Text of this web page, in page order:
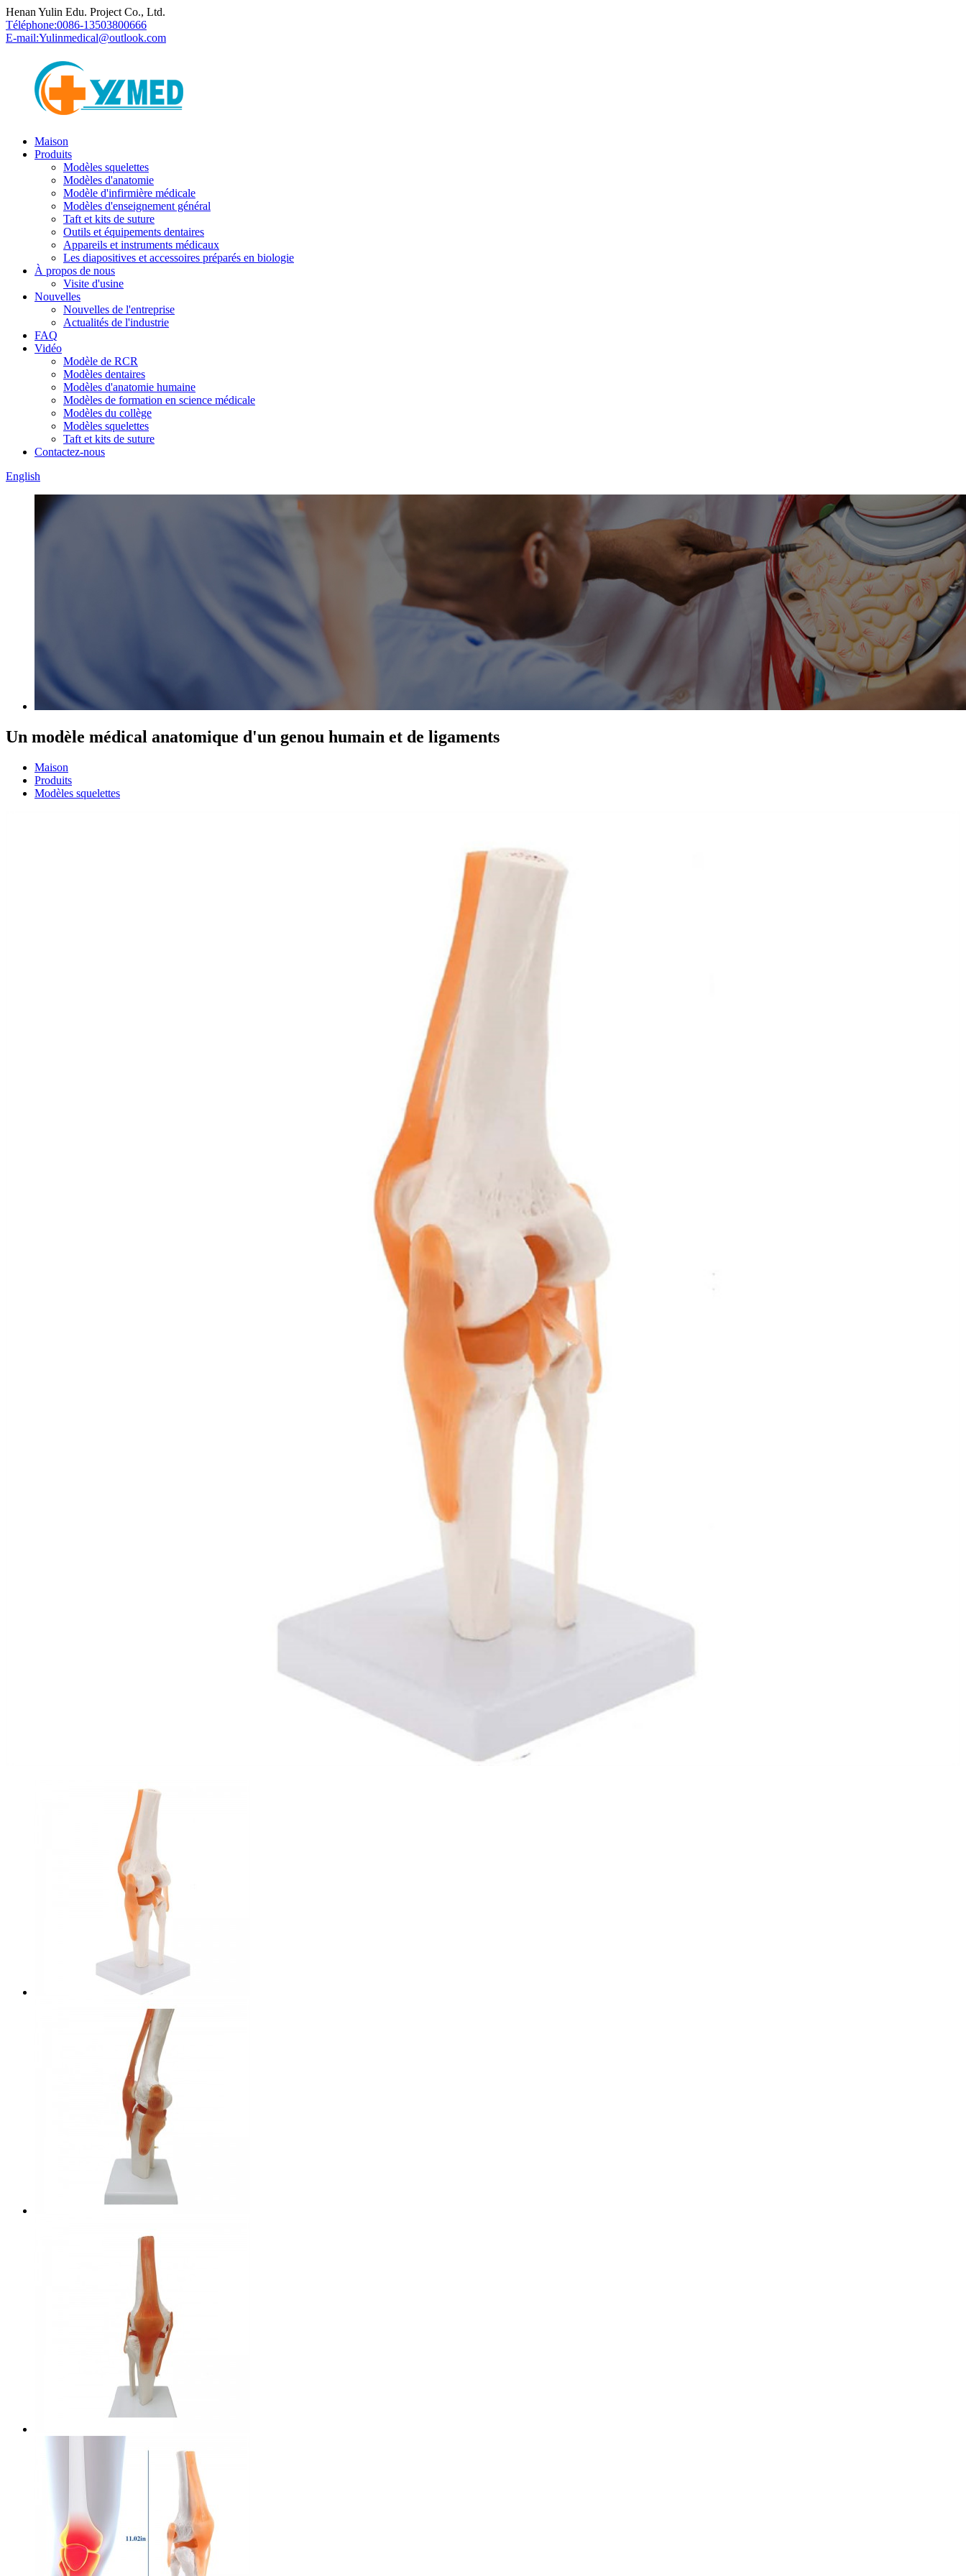
Henan Yulin Edu. Project Co., Ltd.
Téléphone:0086-13503800666
E-mail:Yulinmedical@outlook.com
Maison
Produits
Modèles squelettes
Modèles d'anatomie
Modèle d'infirmière médicale
Modèles d'enseignement général
Taft et kits de suture
Outils et équipements dentaires
Appareils et instruments médicaux
Les diapositives et accessoires préparés en biologie
À propos de nous
Visite d'usine
Nouvelles
Nouvelles de l'entreprise
Actualités de l'industrie
FAQ
Vidéo
Modèle de RCR
Modèles dentaires
Modèles d'anatomie humaine
Modèles de formation en science médicale
Modèles du collège
Modèles squelettes
Taft et kits de suture
Contactez-nous
English
Un modèle médical anatomique d'un genou humain et de ligaments
Maison
Produits
Modèles squelettes